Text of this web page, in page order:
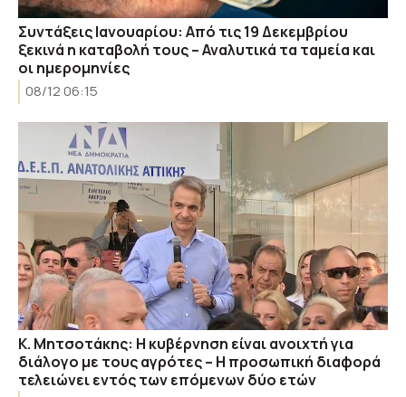
Συντάξεις Ιανουαρίου: Από τις 19 Δεκεμβρίου
ξεκινά η καταβολή τους – Αναλυτικά τα ταμεία και
οι ημερομηνίες
08/12 06:15
Κ. Μητσοτάκης: Η κυβέρνηση είναι ανοιχτή για
διάλογο με τους αγρότες – Η προσωπική διαφορά
τελειώνει εντός των επόμενων δύο ετών